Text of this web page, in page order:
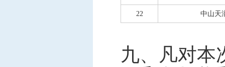
22 中山天
九、凡对本